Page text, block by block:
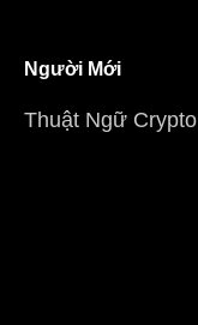
Người Mới
Thuật Ngữ Crypto